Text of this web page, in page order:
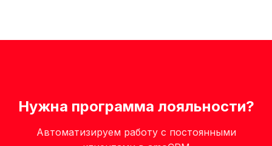
Нужна программа лояльности?
Автоматизируем работу с постоянными